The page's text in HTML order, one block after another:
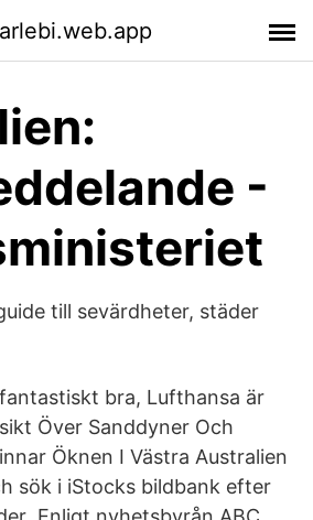
-
till sevärdheter, städer
bra, Lufthansa är
Över Sanddyner Och
Öknen I Västra Australien
sök i iStocks bildbank efter